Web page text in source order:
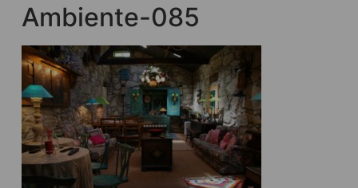
Ambiente-085